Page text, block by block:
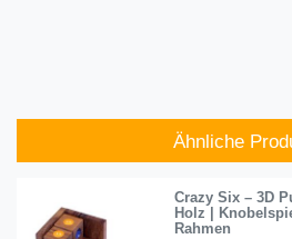
Ähnliche
Crazy Six – 3D
Holz |
Rahmen